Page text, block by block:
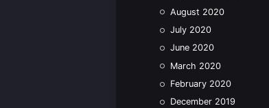
August 2020
July 2020
June 2020
March 2020
February 2020
December 2019